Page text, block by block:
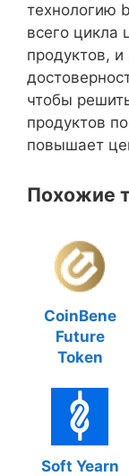
технологию
всего цикла
продуктов,
чтобы
продуктов
повышает
Похожие
CoinBene
Future
Token
Soft Yearn